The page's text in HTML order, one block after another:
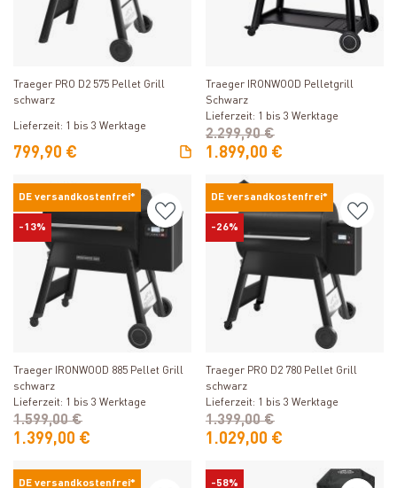
Produkt ansehen
Traeger PRO D2 575 Pellet Grill
schwarz
Lieferzeit: 1 bis 3 Werktage
799,90 €
Produkt ansehen
Traeger IRONWOOD Pelletgrill
Schwarz
Lieferzeit: 1 bis 3 Werktage
1.899,00 €
2.299,90 €
DE versandkostenfrei*
-13%
Produkt ansehen
Traeger IRONWOOD 885 Pellet Grill
schwarz
Lieferzeit: 1 bis 3 Werktage
1.399,00 €
1.599,00 €
DE versandkostenfrei*
-26%
Produkt ansehen
Traeger PRO D2 780 Pellet Grill
schwarz
Lieferzeit: 1 bis 3 Werktage
1.029,00 €
1.399,00 €
DE versandkostenfrei* -58%